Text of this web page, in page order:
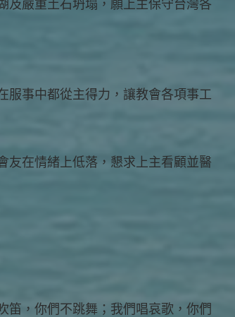
及嚴重土石坍塌，願上主保守台灣各
服事中都從主得力，讓教會各項事工
友在情緒上低落，懇求上主看顧並醫
，你們不跳舞；我們唱哀歌，你們